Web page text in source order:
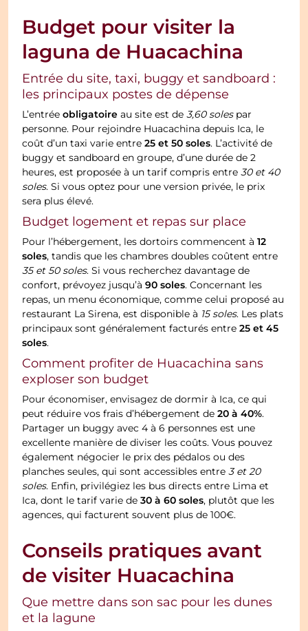
Budget pour visiter la
laguna de Huacachina
Entrée du site, taxi, buggy et sandboard :
les principaux postes de dépense
L’entréeobligatoire au site est de3,60 solespar
personne. Pour rejoindre Huacachina depuis Ica, le
coût d’un taxi varie entre25 et 50 soles. L’activité de
buggy et sandboard en groupe, d’une durée de 2
heures, est proposée à un tarif compris entre30 et 40
soles. Si vous optez pour une version privée, le prix
sera plus élevé.
Budget logement et repas sur place
Pour l’hébergement, les dortoirs commencent à12
soles, tandis que les chambres doubles coûtent entre
35 et 50 soles. Si vous recherchez davantage de
confort, prévoyez jusqu’à90 soles. Concernant les
repas, un menu économique, comme celui proposé au
restaurant La Sirena, est disponible à 15 soles. Les plats
principaux sont généralement facturés entre25 et 45
soles.
Comment profiter de Huacachina sans
exploser son budget
Pour économiser, envisagez de dormir à Ica, ce qui
peut réduire vos frais d’hébergement de20 à 40%.
Partager un buggy avec 4 à 6 personnes est une
excellente manière de diviser les coûts. Vous pouvez
également négocier le prix des pédalos ou des
planches seules, qui sont accessibles entre3 et 20
soles. Enfin, privilégiez les bus directs entre Lima et
Ica, dont le tarif varie de30 à 60 soles, plutôt que les
agences, qui facturent souvent plus de 100€.
Conseils pratiques avant
de visiter Huacachina
Que mettre dans son sac pour les dunes
et la lagune